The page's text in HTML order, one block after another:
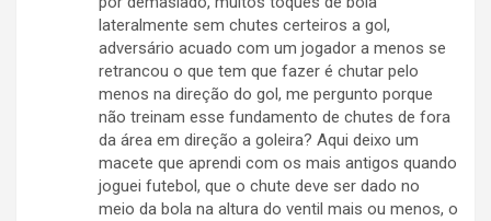
lateralmente sem chutes certeiros a gol,
adversário acuado com um jogador a menos se
retrancou o que tem que fazer é chutar pelo
menos na direção do gol, me pergunto porque
não treinam esse fundamento de chutes de fora
da área em direção a goleira? Aqui deixo um
macete que aprendi com os mais antigos quando
joguei futebol, que o chute deve ser dado no
meio da bola na altura do ventil mais ou menos, o